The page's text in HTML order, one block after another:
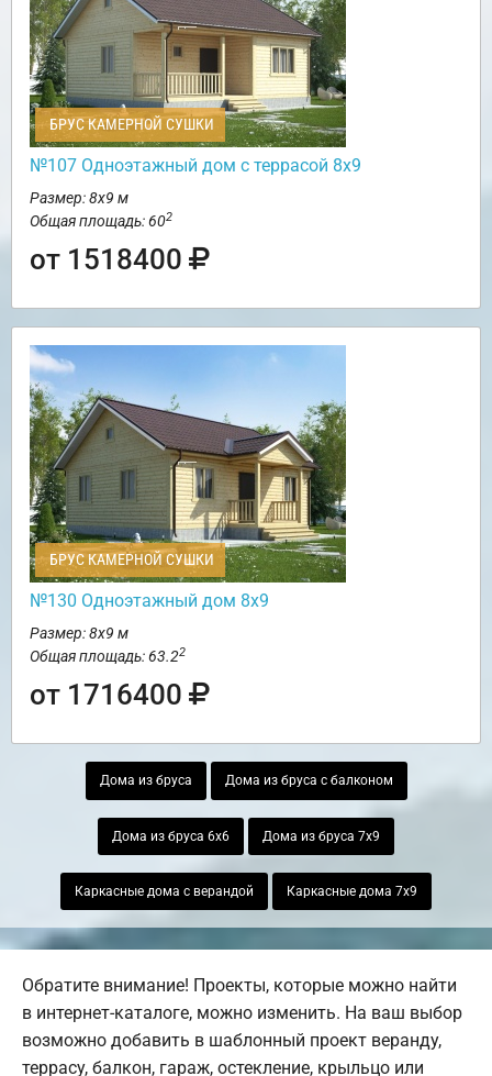
БРУС КАМЕРНОЙ СУШКИ
№107 Одноэтажный дом с террасой 8х9
Размер: 8х9 м
Общая площадь: 602
от 1518400
БРУС КАМЕРНОЙ СУШКИ
№130 Одноэтажный дом 8х9
Размер: 8х9 м
Общая площадь: 63.22
от 1716400
Дома из бруса Дома из бруса с балконом
Дома из бруса 6х6 Дома из бруса 7х9
Каркасные дома с верандой Каркасные дома 7х9
Обратите внимание! Проекты, которые можно найти
в интернет-каталоге, можно изменить. На ваш выбор
возможно добавить в шаблонный проект веранду,
террасу, балкон, гараж, остекление, крыльцо или